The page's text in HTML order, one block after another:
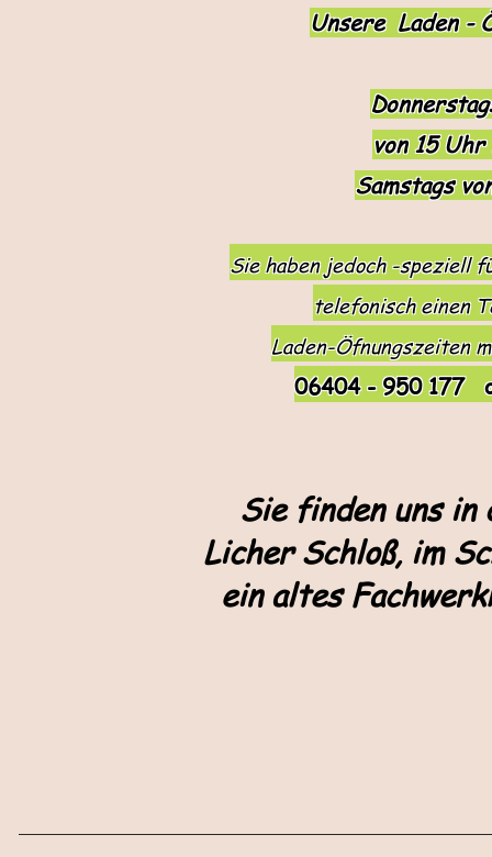
Unsere Laden -
von 15
Samstags
Sie haben jedoch -speziell
telefonisch einen
Laden-Öfnungszeiten
06404 - 950 177
Sie finden uns
Licher Schloß, im
ein altes